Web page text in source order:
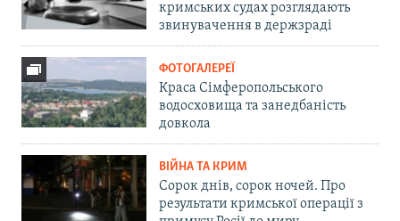
кримських судах розглядають
звинувачення в держзраді
ФОТОГАЛЕРЕЇ
Краса Сімферопольського
водосховища та занедбаність
довкола
ВІЙНА ТА КРИМ
Сорок днів, сорок ночей. Про
результати кримської операції з